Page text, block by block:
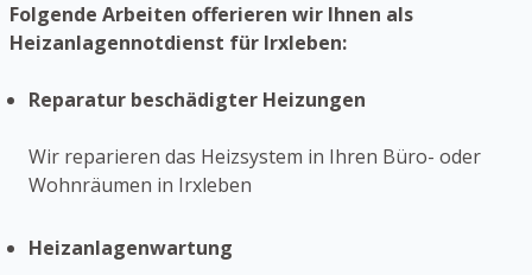
Folgende Arbeiten offerieren wir Ihnen als
Heizanlagennotdienst für Irxleben:
Reparatur beschädigter Heizungen
Wir reparieren das Heizsystem in Ihren Büro- oder
Wohnräumen in Irxleben
Heizanlagenwartung